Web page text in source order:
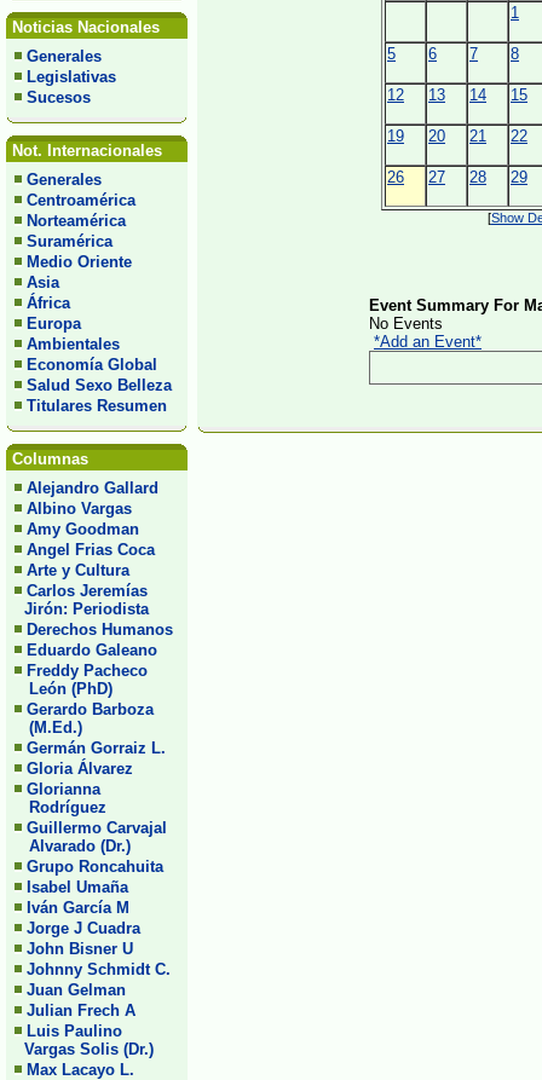
Noticias Nacionales
Generales
Legislativas
Sucesos
Not. Internacionales
Generales
Centroamérica
Norteamérica
Suramérica
Medio Oriente
Asia
África
Europa
Ambientales
Economía Global
Salud Sexo Belleza
Titulares Resumen
Columnas
Alejandro Gallard
Albino Vargas
Amy Goodman
Angel Frias Coca
Arte y Cultura
Carlos Jeremías
Jirón: Periodista
Derechos Humanos
Eduardo Galeano
Freddy Pacheco
León (PhD)
Gerardo Barboza
(M.Ed.)
Germán Gorraiz L.
Gloria Álvarez
Glorianna
Rodríguez
Guillermo Carvajal
Alvarado (Dr.)
Grupo Roncahuita
Isabel Umaña
Iván García M
Jorge J Cuadra
John Bisner U
Johnny Schmidt C.
Juan Gelman
Julian Frech A
Luis Paulino
Vargas Solis (Dr.)
Max Lacayo L.
1
5 6 7 8
12 13 14 15
19 20 21 22
26 27 28 29
[Show
Event Summary For
No Events
*Add an Event*